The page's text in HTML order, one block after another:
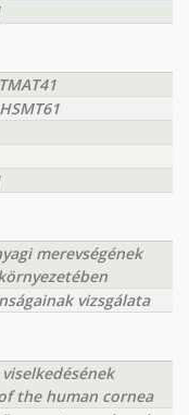
merevségének
vizsgálata
the human cornea